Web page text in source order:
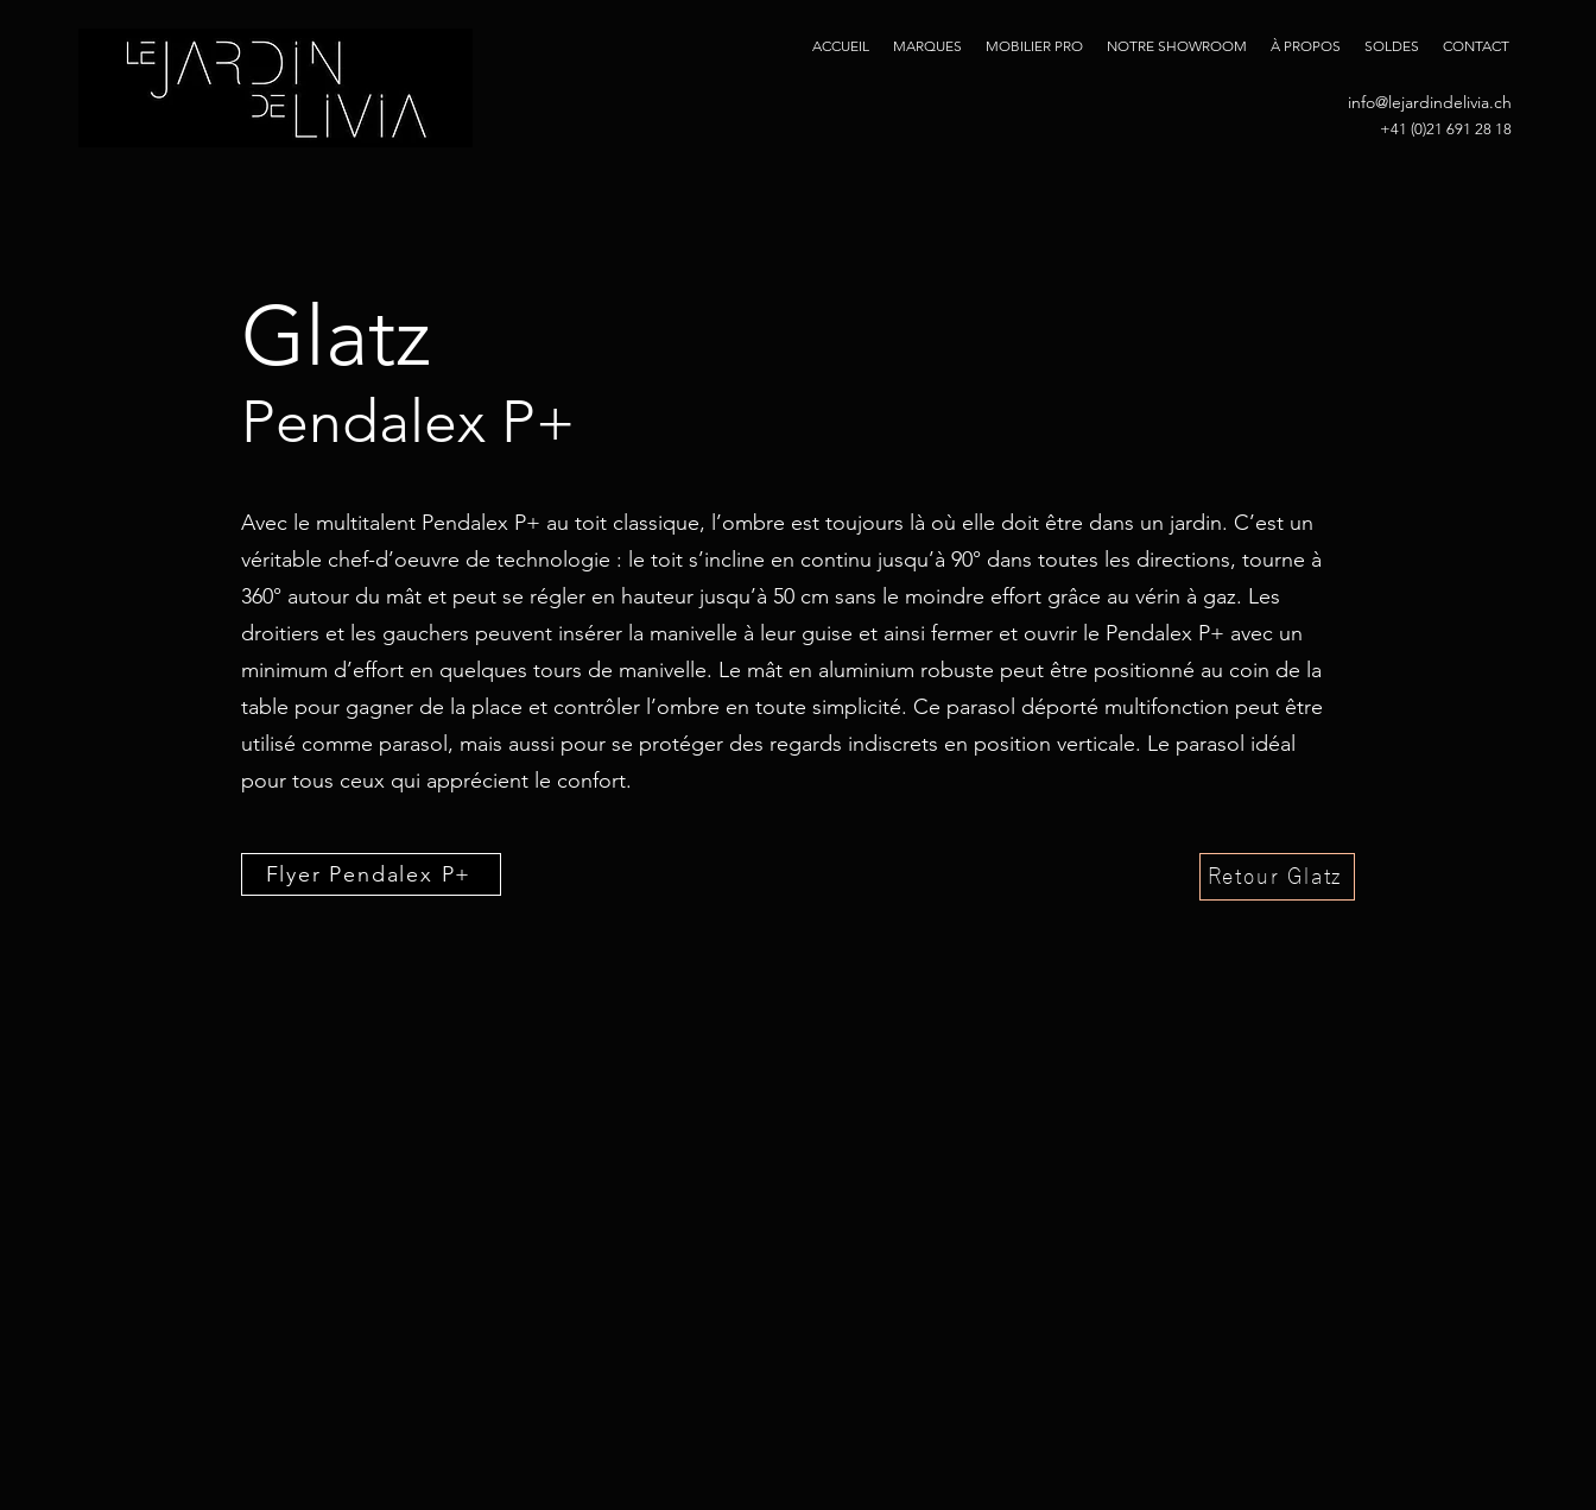
ACCUEIL MARQUES MOBILIER PRO NOTRE SHOWROOM À PROPOS SOLDES CONTACT
info@lejardindelivia.ch
+41 (0)21 691 28 18
Glatz
Pendalex P+
Avec le multitalent Pendalex P+ au toit classique, l’ombre est toujours là où elle doit être dans un jardin. C’est un
véritable chef-d’oeuvre de technologie : le toit s’incline en continu jusqu’à 90° dans toutes les directions, tourne à
360° autour du mât et peut se régler en hauteur jusqu’à 50 cm sans le moindre effort grâce au vérin à gaz. Les
droitiers et les gauchers peuvent insérer la manivelle à leur guise et ainsi fermer et ouvrir le Pendalex P+ avec un
minimum d’effort en quelques tours de manivelle. Le mât en aluminium robuste peut être positionné au coin de la
table pour gagner de la place et contrôler l’ombre en toute simplicité. Ce parasol déporté multifonction peut être
utilisé comme parasol, mais aussi pour se protéger des regards indiscrets en position verticale. Le parasol idéal
pour tous ceux qui apprécient le confort.
Flyer Pendalex P+ Retour Glatz